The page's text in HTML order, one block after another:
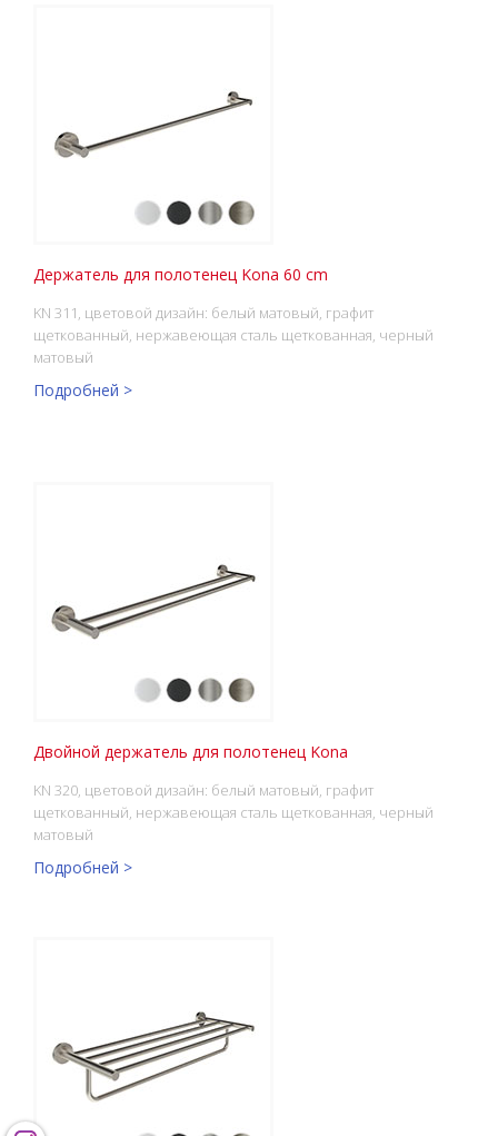
Держатель для полотенец Kona 60 cm
KN 311, цветовой дизайн: белый матовый, графит
щеткованный, нержавеющая сталь щеткованная, черный
матовый
Подробней >
Двойной держатель для полотенец Kona
KN 320, цветовой дизайн: белый матовый, графит
щеткованный, нержавеющая сталь щеткованная, черный
матовый
Подробней >